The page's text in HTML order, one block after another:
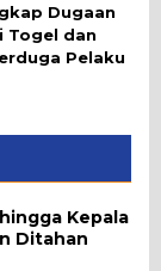
Dugaan
Togel dan
Pelaku
Kepala
Ditahan